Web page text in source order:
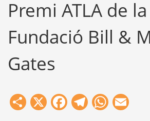
Formació
Eines
Premi ATLA de la
Fundació Bill &
Gates
Share
X Facebook
Telegram